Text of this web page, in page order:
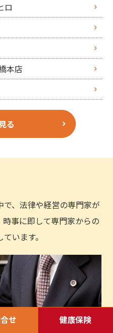
せ 健康保険
ロ
本店
る
、法律や経営の専門家が
事に即して専門家からの
います。